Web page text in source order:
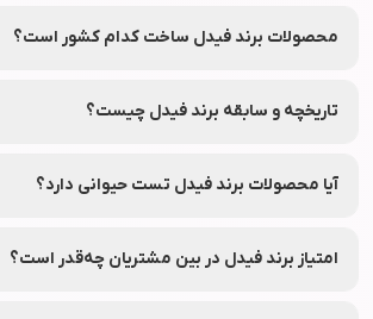
دارو فعالیت می‌کند.
محصولات برند فیدل ساخت کدام کشور است؟
تاریخچه و سابقه برند فیدل چیست؟
آیا محصولات برند فیدل تست حیوانی دارد؟
امتیاز برند فیدل در بین مشتریان چه‌قدر است؟